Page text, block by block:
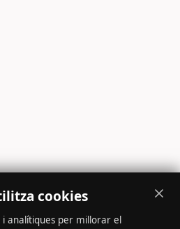
cookies
analítiques per millorar el